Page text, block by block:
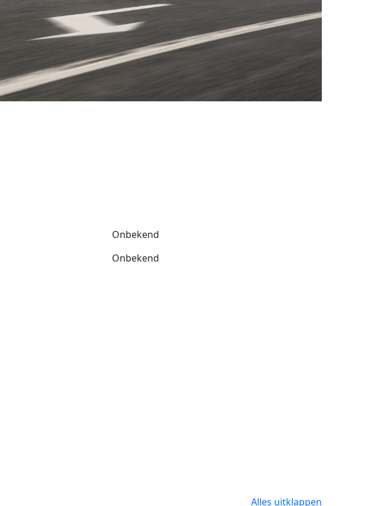
Onbekend
Onbekend
Alles uitklappen